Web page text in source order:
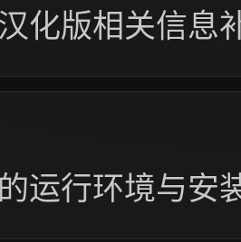
化版相关信息
运行环境与安